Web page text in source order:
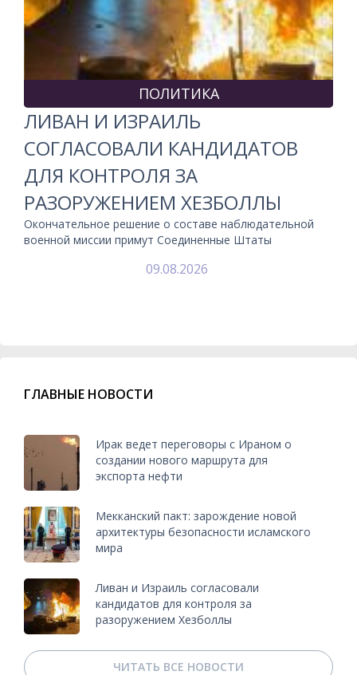
ПОЛИТИКА
ЛИВАН И ИЗРАИЛЬ
СОГЛАСОВАЛИ КАНДИДАТОВ
ДЛЯ КОНТРОЛЯ ЗА
РАЗОРУЖЕНИЕМ ХЕЗБОЛЛЫ
Окончательное решение о составе наблюдательной
военной миссии примут Соединенные Штаты
09.08.2026
ГЛАВНЫЕ НОВОСТИ
Ирак ведет переговоры с Ираном о
создании нового маршрута для
экспорта нефти
Мекканский пакт: зарождение новой
архитектуры безопасности исламского
мира
Ливан и Израиль согласовали
кандидатов для контроля за
разоружением Хезболлы
ЧИТАТЬ ВСЕ НОВОСТИ